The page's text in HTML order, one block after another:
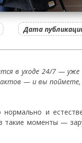
Дата
в уходе 24/7 —
— и вы
и
такие моменты —